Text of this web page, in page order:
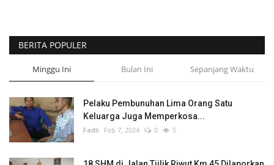
BERITA POPULER
Minggu Ini Bulan Ini Sepanjang Waktu
Pelaku Pembunuhan Lima Orang Satu
Keluarga Juga Memperkosa...
Fadli Feb 7, 2024 0 5